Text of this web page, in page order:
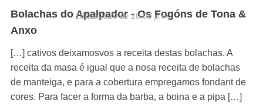
Bolachas do Apalpador - Os Fogóns de Tona &
Anxo
18/12/2020 ás 10:06 p.m.
[…] cativos deixamosvos a receita destas bolachas. A
receita da masa é igual que a nosa receita de bolachas
de manteiga, e para a cobertura empregamos fondant de
cores. Para facer a forma da barba, a boina e a pipa […]